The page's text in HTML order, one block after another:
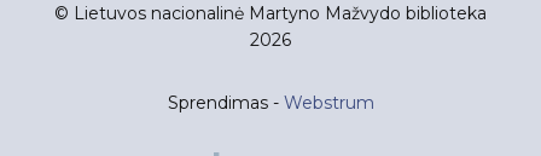
© Lietuvos nacionalinė Martyno Mažvydo biblioteka
2026
Sprendimas - Webstrum